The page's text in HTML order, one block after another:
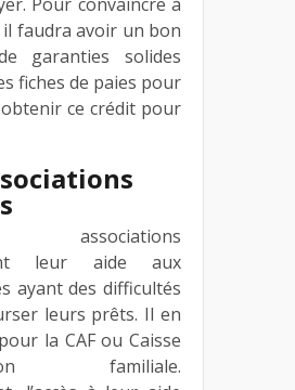
il faudra avoir un bon
garanties solides
fiches de paies pour
ce crédit pour
associations
leur aide aux
ayant des difficultés
leurs prêts. Il en
la CAF ou Caisse
familiale.